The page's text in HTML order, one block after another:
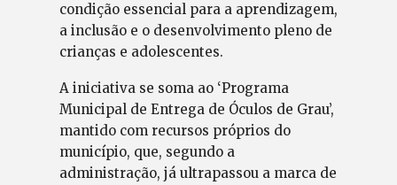
condição essencial para a aprendizagem,
a inclusão e o desenvolvimento pleno de
crianças e adolescentes.
A iniciativa se soma ao ‘Programa
Municipal de Entrega de Óculos de Grau’,
mantido com recursos próprios do
município, que, segundo a
administração, já ultrapassou a marca de